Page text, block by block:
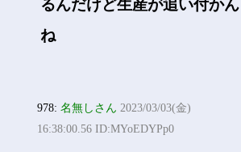
るんだけど生産が追い付かん
ね
978:名無しさん 2023/03/03(金)
16:38:00.56 ID:MYoEDYPp0